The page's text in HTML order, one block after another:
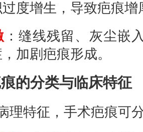
度增生，导致疤痕增
：缝线残留、灰尘嵌
加剧疤痕形成。
的分类与临床特征
理特征，手术疤痕可